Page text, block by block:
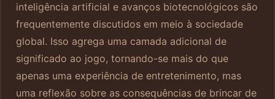
inteligência artificial e avanços biotecnológicos são
frequentemente discutidos em meio à sociedade
global. Isso agrega uma camada adicional de
significado ao jogo, tornando-se mais do que
apenas uma experiência de entretenimento, mas
uma reflexão sobre as consequências de brincar de